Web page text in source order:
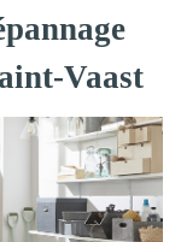
Vaast